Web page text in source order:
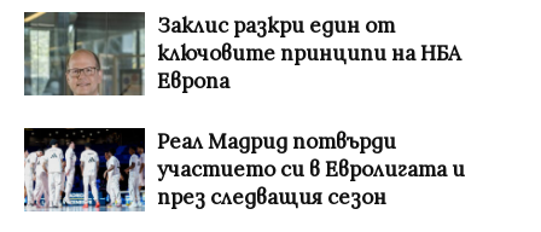
Заклис разкри един от
ключовите принципи на НБА
Европа
Реал Мадрид потвърди
участието си в Евролигата и
през следващия сезон